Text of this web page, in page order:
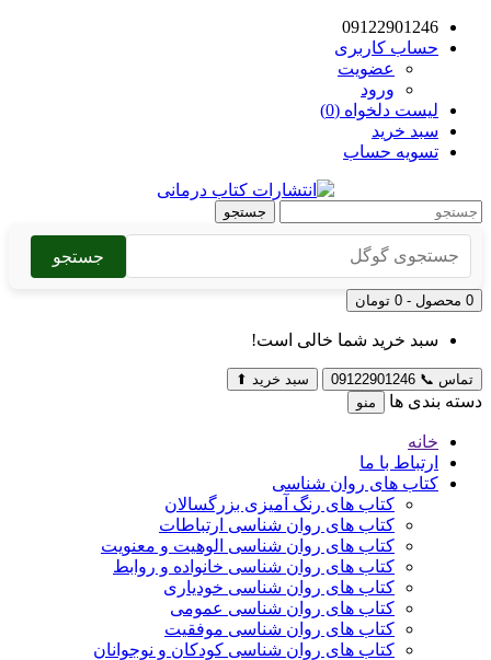
09122901246
حساب کاربری
عضویت
ورود
لیست دلخواه (0)
سبد خرید
تسویه حساب
جستجو
جستجو
0 محصول - 0 تومان
سبد خرید شما خالی است!
تماس 📞
09122901246 سبد خرید ⬆
دسته بندی ها منو
خانه
ارتباط با ما
کتاب های روان شناسی
کتاب های رنگ آمیزی بزرگسالان
کتاب های روان شناسی ارتباطات
کتاب های روان شناسی الوهیت و معنویت
کتاب های روان شناسی خانواده و روابط
کتاب های روان شناسی خودیاری
کتاب های روان شناسی عمومی
کتاب های روان شناسی موفقیت
کتاب های روان شناسی کودکان و نوجوانان